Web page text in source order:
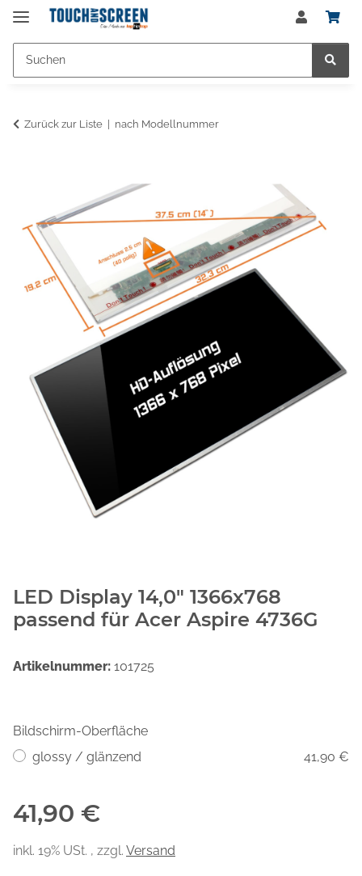
Zurück zur Liste nach Modellnummer
LED Display 14,0" 1366x768
passend für Acer Aspire 4736G
Artikelnummer: 101725
Bildschirm-Oberfläche
glossy / glänzend
41,90 €
41,90 €
inkl. 19% USt. , zzgl. Versand